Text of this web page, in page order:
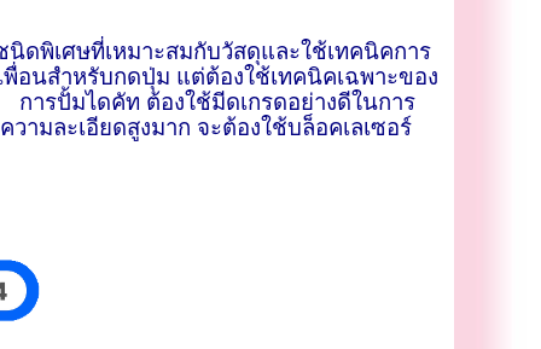
ดพิเศษที่เหมาะสมกับวัสดุและใช้เทคนิคการ
อนสำหรับกดปุ่ม แต่ต้องใช้เทคนิคเฉพาะของ
ารปั้มไดคัท ต้องใช้มีดเกรดอย่างดีในการ
มละเอียดสูงมาก จะต้องใช้บล็อคเลเซอร์